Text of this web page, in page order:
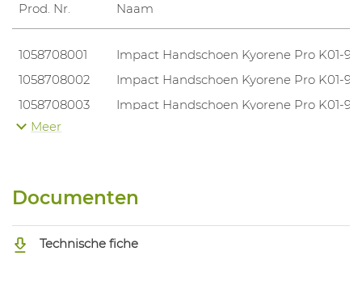
Prod. Nr. Naam
1058708001
Impact Handschoen Kyorene Pro K01-
1058708002
Impact Handschoen Kyorene Pro K01-
1058708003
Impact Handschoen Kyorene Pro K01-
1058708004
Meer
Documenten
Technische fiche